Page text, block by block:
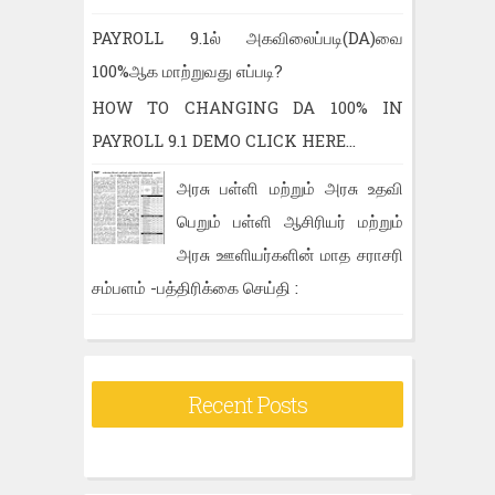
PAYROLL 9.1ல் அகவிலைப்படி(DA)வை
100%ஆக மாற்றுவது எப்படி?
HOW TO CHANGING DA 100% IN
PAYROLL 9.1 DEMO CLICK HERE...
அரசு பள்ளி மற்றும் அரசு உதவி
பெறும் பள்ளி ஆசிரியர் மற்றும்
அரசு ஊளியர்களின் மாத சராசரி
சம்பளம் -பத்திரிக்கை செய்தி :
Recent Posts